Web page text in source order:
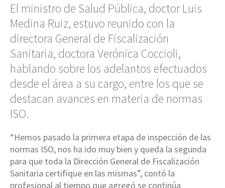
El ministro de Salud Pública, doctor Luis
Medina Ruiz, estuvo reunido con la
directora General de Fiscalización
Sanitaria, doctora Verónica Coccioli,
hablando sobre los adelantos efectuados
desde el área a su cargo, entre los que se
destacan avances en materia de normas
ISO.
“Hemos pasado la primera etapa de inspección de las
normas ISO, nos ha ido muy bien y queda la segunda
para que toda la Dirección General de Fiscalización
Sanitaria certifique en las mismas”, contó la
profesional al tiempo que agregó se continúa